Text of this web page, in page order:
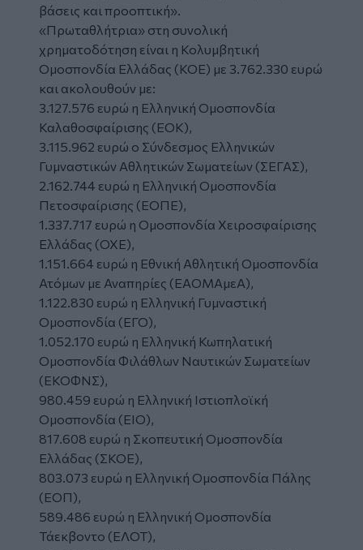
βάσεις και προοπτική».
«Πρωταθλήτρια» στη συνολική
χρηματοδότηση είναι η Κολυμβητική
Ομοσπονδία Ελλάδας (ΚΟΕ) με 3.762.330 ευρώ
και ακολουθούν με:
3.127.576 ευρώ η Ελληνική Ομοσπονδία
Καλαθοσφαίρισης (ΕΟΚ),
3.115.962 ευρώ ο Σύνδεσμος Ελληνικών
Γυμναστικών Αθλητικών Σωματείων (ΣΕΓΑΣ),
2.162.744 ευρώ η Ελληνική Ομοσπονδία
Πετοσφαίρισης (ΕΟΠΕ),
1.337.717 ευρώ η Ομοσπονδία Χειροσφαίρισης
Ελλάδας (ΟΧΕ),
1.151.664 ευρώ η Εθνική Αθλητική Ομοσπονδία
Ατόμων με Αναπηρίες (ΕΑΟΜΑμεΑ),
1.122.830 ευρώ η Ελληνική Γυμναστική
Ομοσπονδία (ΕΓΟ),
1.052.170 ευρώ η Ελληνική Κωπηλατική
Ομοσπονδία Φιλάθλων Ναυτικών Σωματείων
(ΕΚΟΦΝΣ),
980.459 ευρώ η Ελληνική Ιστιοπλοϊκή
Ομοσπονδία (ΕΙΟ),
817.608 ευρώ η Σκοπευτική Ομοσπονδία
Ελλάδας (ΣΚΟΕ),
803.073 ευρώ η Ελληνική Ομοσπονδία Πάλης
(ΕΟΠ),
589.486 ευρώ η Ελληνική Ομοσπονδία
Τάεκβοντο (ΕΛΟΤ),